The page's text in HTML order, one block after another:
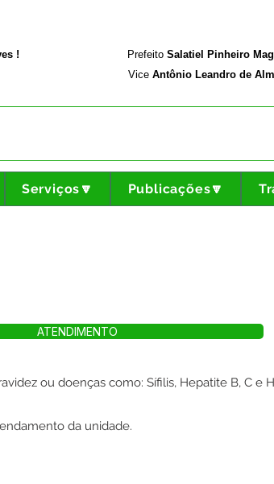
! Prefeito Salatiel Pinheiro
Vice Antônio Leandro de
Serviços🔽 Publicações🔽
ATENDIMENTO
ou doenças como: Sífilis, Hepatite B, C e
da unidade.